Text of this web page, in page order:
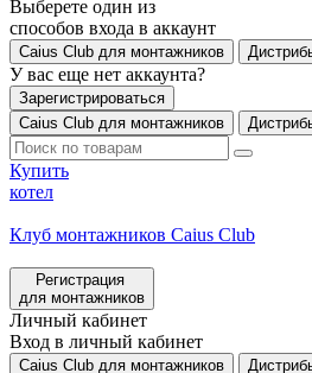
Выберете один из
способов входа в аккаунт
Caius Club для монтажников
У вас еще нет аккаунта?
Зарегистрироваться
Caius Club для монтажников
Купить
котел
Клуб монтажников Caius Club
Регистрация
для монтажников
Личный кабинет
Вход в личный кабинет
Caius Club для монтажников